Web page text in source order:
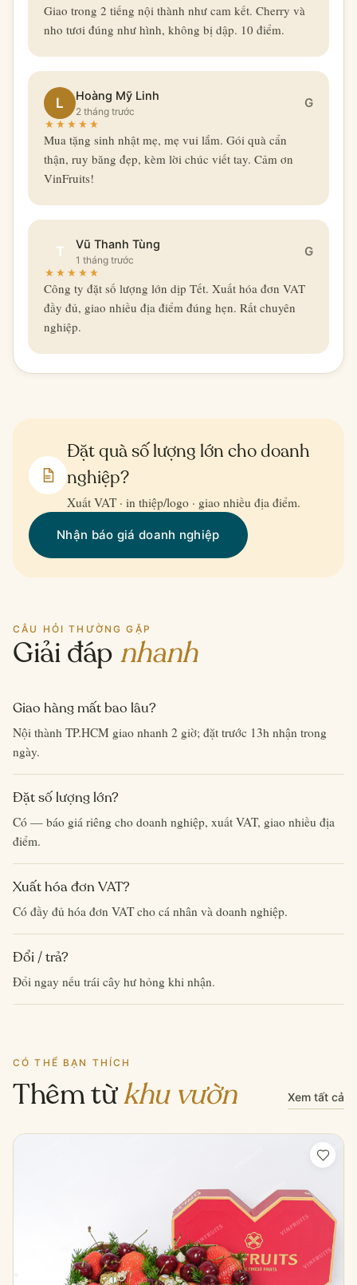
Giao trong 2 tiếng nội thành như cam kết. Cherry và
nho tươi đúng như hình, không bị dập. 10 điểm.
L Hoàng Mỹ Linh
2 tháng trước
G
Mua tặng sinh nhật mẹ, mẹ vui lắm. Gói quà cẩn
thận, ruy băng đẹp, kèm lời chúc viết tay. Cảm ơn
VinFruits!
T Vũ Thanh Tùng
1 tháng trước
G
Công ty đặt số lượng lớn dịp Tết. Xuất hóa đơn VAT
đầy đủ, giao nhiều địa điểm đúng hẹn. Rất chuyên
nghiệp.
Đặt quà số lượng lớn cho doanh
nghiệp?
Xuất VAT · in thiệp/logo · giao nhiều địa điểm.
Nhận báo giá doanh nghiệp
CÂU HỎI THƯỜNG GẶP
Giải đápnhanh
Giao hàng mất bao lâu?
Nội thành TP.HCM giao nhanh 2 giờ; đặt trước 13h nhận trong
ngày.
Đặt số lượng lớn?
Có — báo giá riêng cho doanh nghiệp, xuất VAT, giao nhiều địa
điểm.
Xuất hóa đơn VAT?
Có đầy đủ hóa đơn VAT cho cá nhân và doanh nghiệp.
Đổi / trả?
Đổi ngay nếu trái cây hư hỏng khi nhận.
CÓ THỂ BẠN THÍCH
Thêm từkhu vườn Xem tất cả